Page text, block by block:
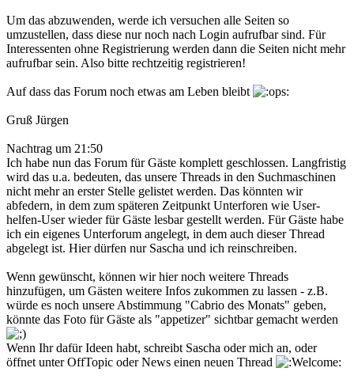
Um das abzuwenden, werde ich versuchen alle Seiten so
umzustellen, dass diese nur noch nach Login aufrufbar sind. Für
Interessenten ohne Registrierung werden dann die Seiten nicht mehr
aufrufbar sein. Also bitte rechtzeitig registrieren!
Auf dass das Forum noch etwas am Leben bleibt
Gruß Jürgen
Nachtrag um 21:50
Ich habe nun das Forum für Gäste komplett geschlossen. Langfristig
wird das u.a. bedeuten, das unsere Threads in den Suchmaschinen
nicht mehr an erster Stelle gelistet werden. Das könnten wir
abfedern, in dem zum späteren Zeitpunkt Unterforen wie User-
helfen-User wieder für Gäste lesbar gestellt werden. Für Gäste habe
ich ein eigenes Unterforum angelegt, in dem auch dieser Thread
abgelegt ist. Hier dürfen nur Sascha und ich reinschreiben.
Wenn gewünscht, können wir hier noch weitere Threads
hinzufügen, um Gästen weitere Infos zukommen zu lassen - z.B.
würde es noch unsere Abstimmung "Cabrio des Monats" geben,
könnte das Foto für Gäste als "appetizer" sichtbar gemacht werden
Wenn Ihr dafür Ideen habt, schreibt Sascha oder mich an, oder
öffnet unter OffTopic oder News einen neuen Thread